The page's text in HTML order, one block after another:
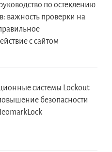
по остеклению
важность проверки на
с сайтом
системы Lockout
безопасности